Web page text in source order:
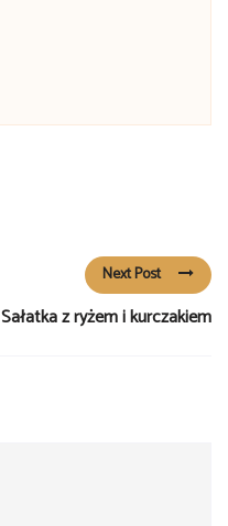
Next Post
Sałatka z ryżem i kurczakiem